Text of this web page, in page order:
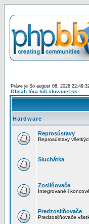
Práve je So august 08, 2026
Obsah fóra hifi.slovanet.sk
Hardware
Reprosústavy
Reprosústavy
Sluchátka
Zosilňovače
Integrované i
Predzosilňovače
Predzosilňovače